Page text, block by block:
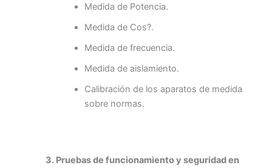
Medida de Potencia.
Medida de Cos?.
Medida de frecuencia.
Medida de aislamiento.
Calibración de los aparatos de medida
sobre normas.
3. Pruebas de funcionamiento y seguridad en